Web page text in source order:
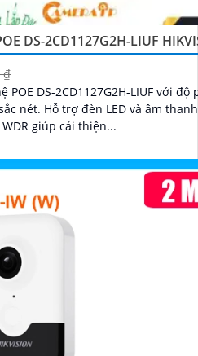
DS-2CD1127G2H-LIUF
₫
POE DS-2CD1127G2H-LIUF với độ
âm thanh hai
WDR giúp cải thiện...